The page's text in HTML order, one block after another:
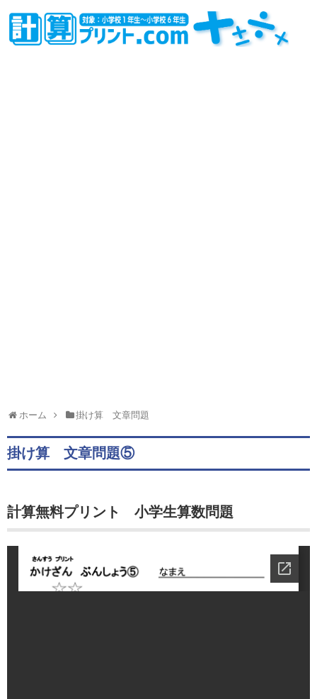
ホーム 掛け算 文章問題
掛け算 文章問題⑤
計算無料プリント 小学生算数問題